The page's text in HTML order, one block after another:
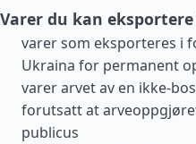
Varer du kan
varer som eksporteres i
Ukraina for permanent
varer arvet av en ikke-
forutsatt at
publicus